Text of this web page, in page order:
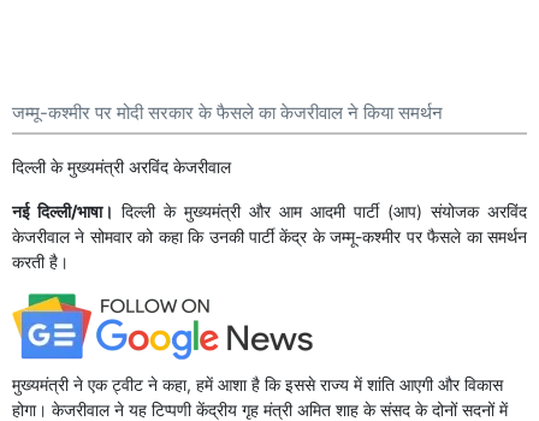
जम्मू-कश्मीर पर मोदी सरकार के फैसले का केजरीवाल ने किया समर्थन
दिल्ली के मुख्यमंत्री अरविंद केजरीवाल
नई दिल्ली/भाषा। दिल्ली के मुख्यमंत्री और आम आदमी पार्टी (आप) संयोजक अरविंद
केजरीवाल ने सोमवार को कहा कि उनकी पार्टी केंद्र के जम्मू-कश्मीर पर फैसले का समर्थन
करती है।
मुख्यमंत्री ने एक ट्वीट ने कहा, हमें आशा है कि इससे राज्य में शांति आएगी और विकास
होगा। केजरीवाल ने यह टिप्पणी केंद्रीय गृह मंत्री अमित शाह के संसद के दोनों सदनों में